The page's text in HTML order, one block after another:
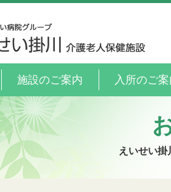
施設のご案内 入所のご
えいせい掛